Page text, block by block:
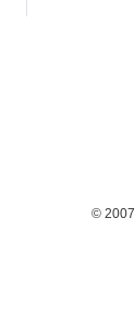
©